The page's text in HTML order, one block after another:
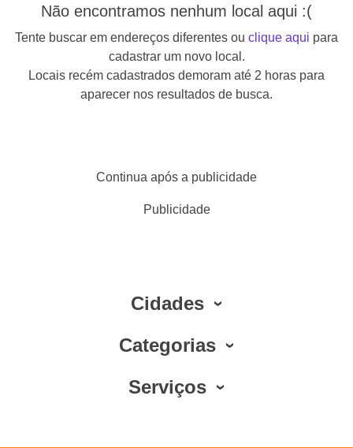
Não encontramos nenhum local aqui :(
Tente buscar em endereços diferentes ou clique aqui para
cadastrar um novo local.
Locais recém cadastrados demoram até 2 horas para
aparecer nos resultados de busca.
Continua após a publicidade
Publicidade
Cidades
Categorias
Serviços